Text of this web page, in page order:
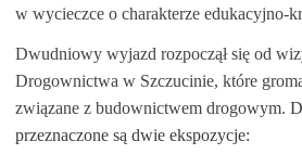
w wycieczce o charakterze edukacyjno-
Dwudniowy wyjazd rozpoczął się od
Drogownictwa w Szczucinie, które
związane z budownictwem drogowym.
przeznaczone są dwie ekspozycje: